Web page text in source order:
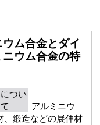
ム合金とダイ
ウム合金の特
つい
て
アルミニウ
、鍛造などの展伸材